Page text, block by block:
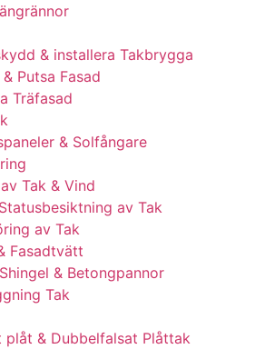
& installera Takbrygga
Putsa Fasad
Träfasad
& Solfångare
Tak & Vind
av Tak
av Tak
Fasadtvätt
& Betongpannor
Tak
plåt & Dubbelfalsat Plåttak